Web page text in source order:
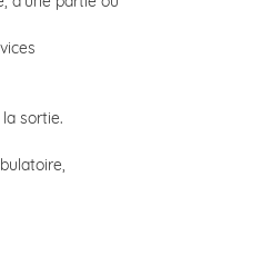
sortie.